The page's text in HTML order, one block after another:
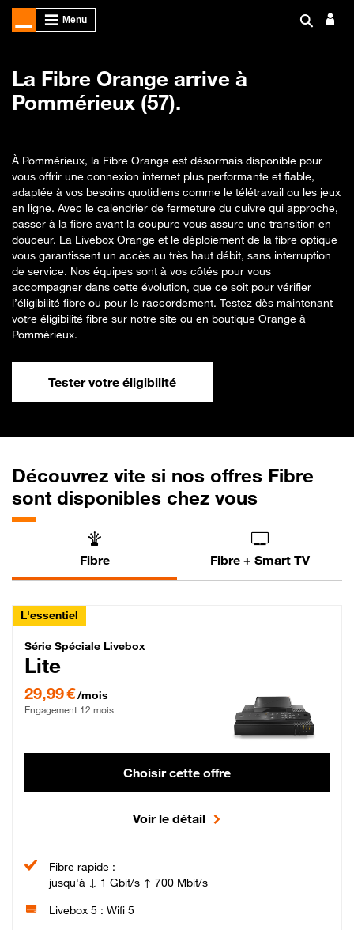
La Fibre Orange arrive à
Pommérieux (57).
À Pommérieux, la Fibre Orange est désormais disponible pour
vous offrir une connexion internet plus performante et fiable,
adaptée à vos besoins quotidiens comme le télétravail ou les jeux
en ligne. Avec le calendrier de fermeture du cuivre qui approche,
passer à la fibre avant la coupure vous assure une transition en
douceur. La Livebox Orange et le déploiement de la fibre optique
vous garantissent un accès au très haut débit, sans interruption
de service. Nos équipes sont à vos côtés pour vous
accompagner dans cette évolution, que ce soit pour vérifier
l’éligibilité fibre ou pour le raccordement. Testez dès maintenant
votre éligibilité fibre sur notre site ou en boutique Orange à
Pommérieux.
Tester votre éligibilité
Découvrez vite si nos offres Fibre
sont disponibles chez vous
Fibre Fibre + Smart TV
L'essentiel
Série Spéciale Livebox Lite Fibre
Série Spéciale Livebox
Lite
29,99 €/mois
Engagement 12 mois
Choisir cette offre
Voir le détail
Fibre rapide :
jusqu'à ↓ 1 Gbit/s ↑ 700 Mbit/s
Livebox 5 : Wifi 5